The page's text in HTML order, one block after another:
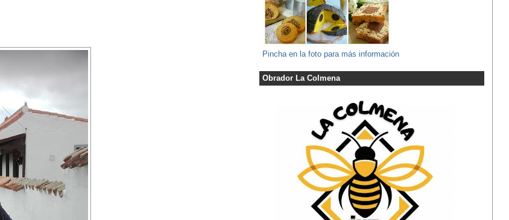
Pincha en la foto para más información
Obrador La Colmena